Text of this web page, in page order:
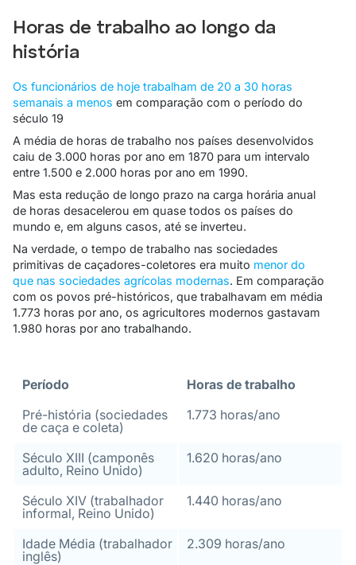
Horas de trabalho ao longo da
história
Os funcionários de hoje trabalham de 20 a 30 horas
semanais a menos em comparação com o período do
século 19
A média de horas de trabalho nos países desenvolvidos
caiu de 3.000 horas por ano em 1870 para um intervalo
entre 1.500 e 2.000 horas por ano em 1990.
Mas esta redução de longo prazo na carga horária anual
de horas desacelerou em quase todos os países do
mundo e, em alguns casos, até se inverteu.
Na verdade, o tempo de trabalho nas sociedades
primitivas de caçadores-coletores era muito menor do
que nas sociedades agrícolas modernas. Em comparação
com os povos pré-históricos, que trabalhavam em média
1.773 horas por ano, os agricultores modernos gastavam
1.980 horas por ano trabalhando.
Período
Horas de trabalho
Pré-história (sociedades
de caça e coleta)
1.773 horas/ano
Século XIII (camponês
adulto, Reino Unido)
1.620 horas/ano
Século XIV (trabalhador
informal, Reino Unido)
1.440 horas/ano
Idade Média (trabalhador
inglês)
2.309 horas/ano